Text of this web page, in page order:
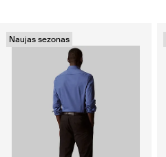
Naujas sezonas